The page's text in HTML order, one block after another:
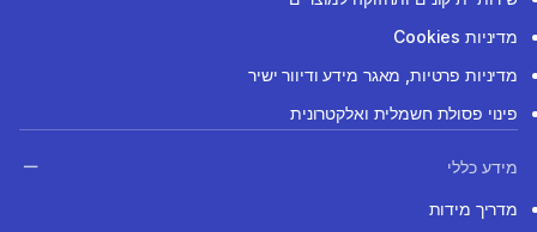
מדיניות Cookies
מדיניות פרטיות, מאגר מידע ודיוור ישיר
פינוי פסולת חשמלית ואלקטרונית
מידע כללי
מדריך מידות